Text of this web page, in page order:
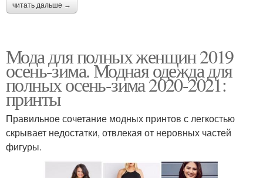
читать дальше →
Мода для полных женщин 2019
осень-зима. Модная одежда для
полных осень-зима 2020-2021:
принты
Правильное сочетание модных принтов с легкостью
скрывает недостатки, отвлекая от неровных частей
фигуры.